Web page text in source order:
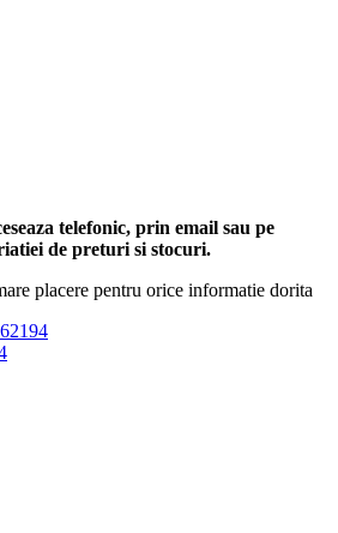
telefonic, prin email sau pe
de preturi si stocuri.
placere pentru orice informatie dorita